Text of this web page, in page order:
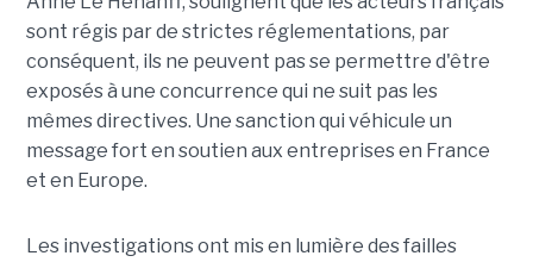
sont régis par de strictes réglementations, par
conséquent, ils ne peuvent pas se permettre d'être
exposés à une concurrence qui ne suit pas les
mêmes directives. Une sanction qui véhicule un
message fort en soutien aux entreprises en France
et en Europe.
Les investigations ont mis en lumière des failles